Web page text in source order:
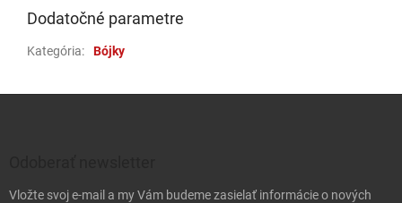
Dodatočné parametre
Kategória: Bójky
Vložte svoj e-mail a my Vám budeme zasielať informácie o nových